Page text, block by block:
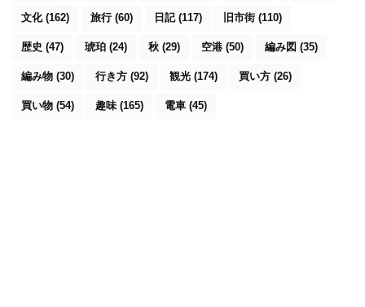
文化(162) 旅行 (60) 日記(117) 旧市街 (110)
歴史 (47) 琥珀 (24) 秋 (29) 空港 (50) 編み図 (35)
編み物 (30) 行き方 (92) 観光 (174) 買い方 (26)
買い物 (54) 趣味 (165) 電車 (45)